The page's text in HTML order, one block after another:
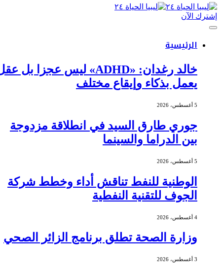
إشترك الآن
الرئيسية
خالد رغدان: «ADHD» ليس عجزا بل عقل
يعمل بذكاء وإيقاع مختلف
جوري طارق السيد في انطلاقة مزدوجة
بين الدراما والسينما
الوطنية للنفط تناقش أداء وخطط شركة
الجوف للتقنية النفطية
وزارة الصحة تطلق برنامج الزائر الصحي